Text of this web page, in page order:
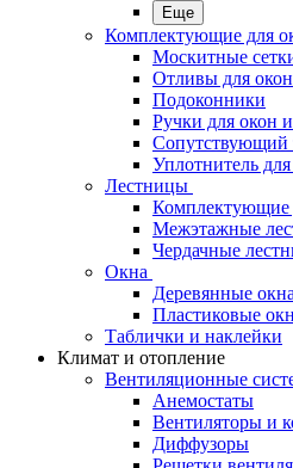
Еще
Комплектующие для
Москитные
Отливы для окон
Подоконники
Ручки для окон
Сопутствующий
Уплотнитель
Лестницы
Комплектующие
Межэтажные
Чердачные
Окна
Деревянные окна
Пластиковые
Таблички и наклейки
Климат и отопление
Вентиляционные
Анемостаты
Вентиляторы и
Диффузоры